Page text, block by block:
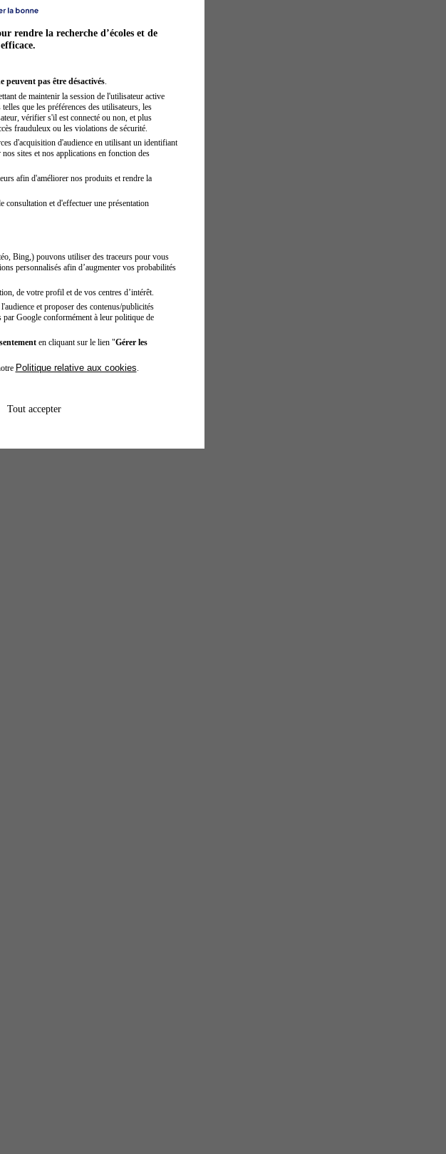
rendre la recherche d’écoles et de
peuvent pas être désactivés.
de maintenir la session de l'utilisateur active
que les préférences des utilisateurs, les
vérifier s'il est connecté ou non, et plus
frauduleux ou les violations de sécurité.
d'acquisition d'audience en utilisant un identifiant
sites et nos applications en fonction des
afin d'améliorer nos produits et rendre la
consultation et d'effectuer une présentation
Bing,) pouvons utiliser des traceurs pour vous
personnalisés afin d’augmenter vos probabilités
de votre profil et de vos centres d’intérêt.
et proposer des contenus/publicités
par Google conformément à leur politique de
en cliquant sur le lien "Gérer les
Politique relative aux cookies
Tout accepter